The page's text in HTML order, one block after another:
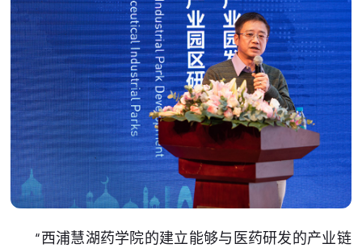
“西浦慧湖药学院的建立能够与医药研发的产业链